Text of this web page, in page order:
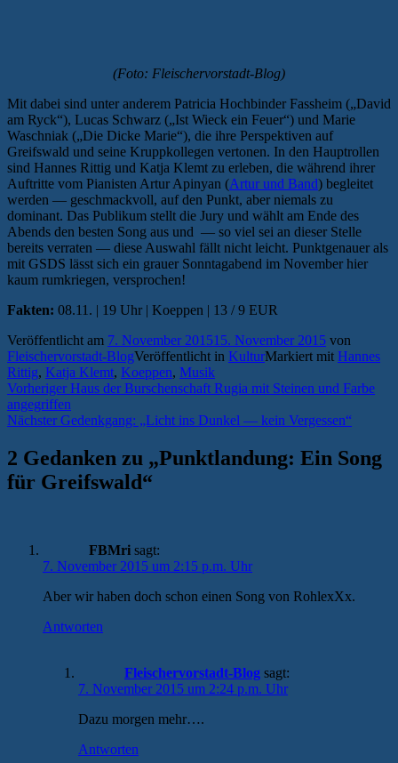
(Foto: Fleischervorstadt-Blog)
Mit dabei sind unter anderem Patricia Hochbinder Fassheim („David
am Ryck“), Lucas Schwarz („Ist Wieck ein Feuer“) und Marie
Waschniak („Die Dicke Marie“), die ihre Perspektiven auf
Greifswald und seine Kruppkollegen vertonen. In den Hauptrollen
sind Hannes Rittig und Katja Klemt zu erleben, die während ihrer
Auftritte vom Pianisten Artur Apinyan (Artur und Band) begleitet
werden — geschmackvoll, auf den Punkt, aber niemals zu
dominant. Das Publikum stellt die Jury und wählt am Ende des
Abends den besten Song aus und — so viel sei an dieser Stelle
bereits verraten — diese Auswahl fällt nicht leicht. Punktgenauer als
mit GSDS lässt sich ein grauer Sonntagabend im November hier
kaum rumkriegen, versprochen!
Fakten: 08.11. | 19 Uhr | Koeppen | 13 / 9 EUR
Veröffentlicht am 7. November 201515. November 2015 von
Fleischervorstadt-BlogVeröffentlicht in KulturMarkiert mit Hannes
Rittig, Katja Klemt, Koeppen, Musik
Beitragsnavigation
Vorheriger Vorheriger
Beitrag:
Haus der Burschenschaft Rugia mit Steinen und Farbe
angegriffen
Nächster Nächster
Gedenkgang: „Licht ins Dunkel — kein Vergessen“
2 Gedanken zu „Punktlandung: Ein Song
für Greifswald“
FBMri sagt:
7. November 2015 um 2:15 p.m. Uhr
Aber wir haben doch schon einen Song von RohlexXx.
Antworten
Fleischervorstadt-Blog sagt:
7. November 2015 um 2:24 p.m. Uhr
Dazu morgen mehr….
Antworten